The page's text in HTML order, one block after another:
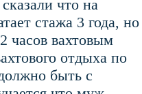
что на
стажа 3 года, но
часов вахтовым
отдыха по
быть с